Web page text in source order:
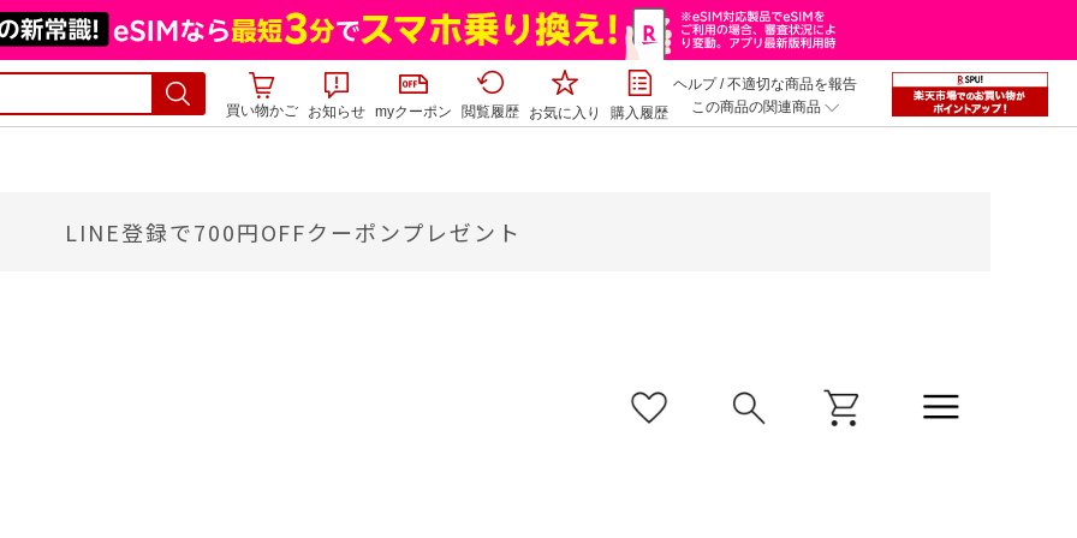
買い物かご お知らせ myクーポン 閲覧履歴 お気に入り 購入履歴
ヘルプ/不適切な商品を報告
この商品の関連商品